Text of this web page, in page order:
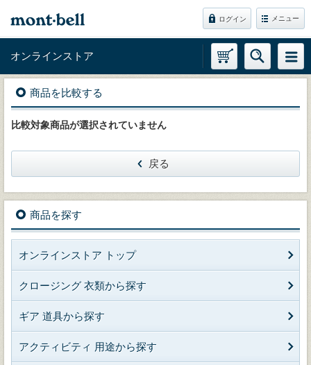
ログイン メニュー
オンラインストア
商品を比較する
比較対象商品が選択されていません
戻る
商品を探す
オンラインストア トップ
クロージング 衣類から探す
ギア 道具から探す
アクティビティ 用途から探す